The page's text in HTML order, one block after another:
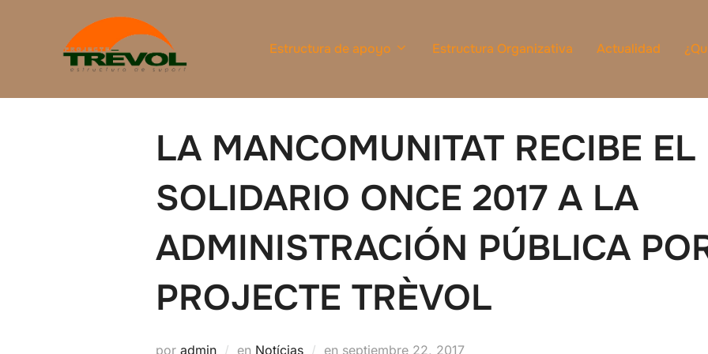
Estructura de apoyo Estructura Organizativa Actualidad
LA MANCOMUNITAT RECIBE EL
SOLIDARIO ONCE 2017 A LA
ADMINISTRACIÓN PÚBLICA
PROJECTE TRÈVOL
por admin en Notícias en Publicado
septiembre 22, 2017